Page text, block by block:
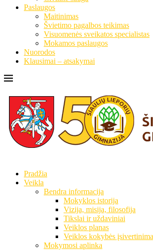
Paslaugos
Maitinimas
Švietimo pagalbos teikimas
Visuomenės sveikatos specialistas
Mokamos paslaugos
Nuorodos
Klausimai – atsakymai
Pradžia
Veikla
Bendra informacija
Mokyklos istorija
Vizija, misija, filosofija
Tikslai ir uždaviniai
Veiklos planas
Veiklos kokybės
Mokymosi aplinka